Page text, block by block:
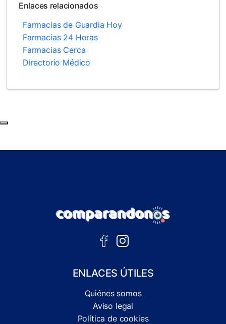
Enlaces relacionados
Farmacias de Guardia Hoy
Farmacias 24 Horas
Farmacias Cerca
Directorio Médico
ENLACES ÚTILES
Quiénes somos
Aviso legal
Política de cookies